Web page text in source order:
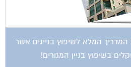
המלא לשיפוץ בניינים אשר
בשיפוץ בניין המגורים!